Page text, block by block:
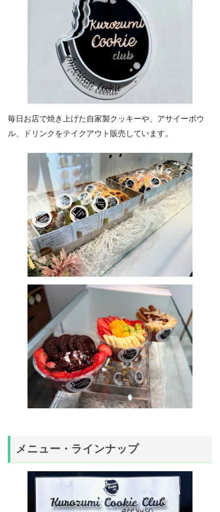
毎日お店で焼き上げた自家製クッキーや、アサイーボウ
ル、ドリンクをテイクアウト販売しています。
メニュー・ラインナップ